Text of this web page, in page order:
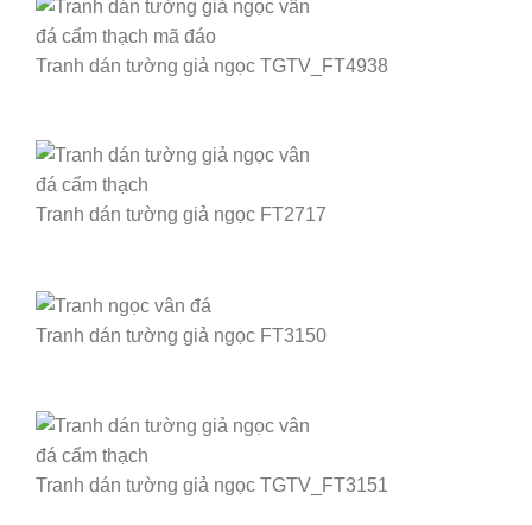
Tranh dán tường giả ngọc TGTV_FT4938
Tranh dán tường giả ngọc FT2717
Tranh dán tường giả ngọc FT3150
Tranh dán tường giả ngọc TGTV_FT3151